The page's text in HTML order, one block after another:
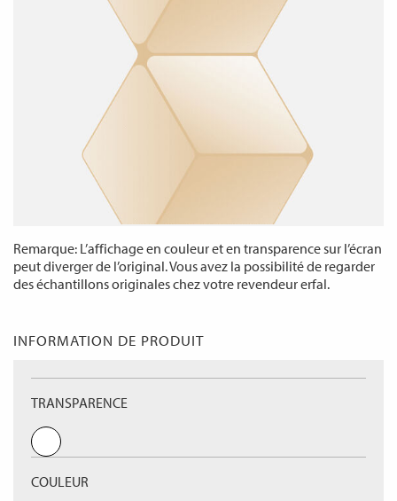
Remarque: L’affichage en couleur et en transparence sur l’écran
peut diverger de l’original. Vous avez la possibilité de regarder
des échantillons originales chez votre revendeur erfal.
INFORMATION DE PRODUIT
TRANSPARENCE
COULEUR